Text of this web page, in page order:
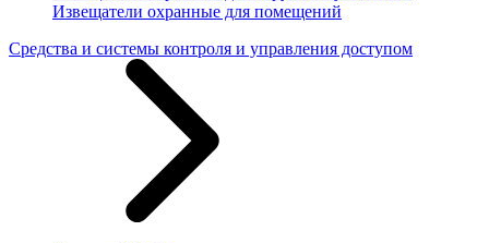
Извещатели охранные для помещений
Средства и системы контроля и управления доступом